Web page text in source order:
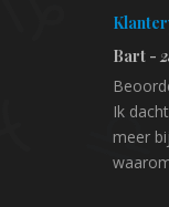
Bart -
Ik
meer